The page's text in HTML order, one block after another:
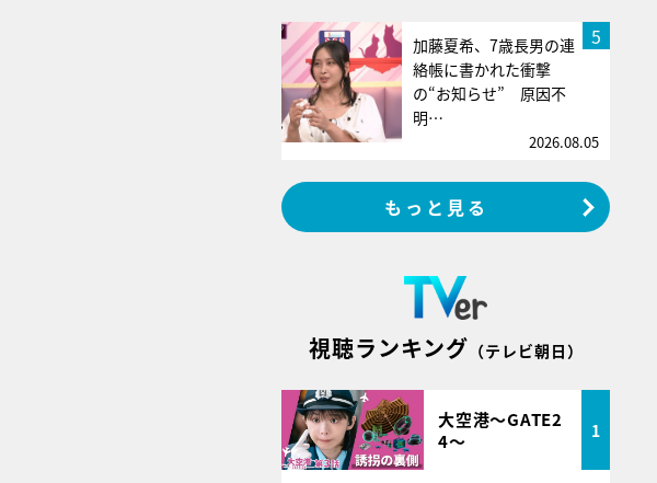
5
加藤夏希、7歳長男の連
絡帳に書かれた衝撃
の“お知らせ” 原因不
明…
2026.08.05
もっと見る
視聴ランキング （テレビ朝日）
大空港～GATE2
4～
1